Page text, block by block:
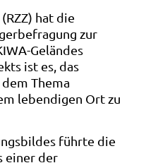
hat die
zur
Geländes
ist es, das
Thema
lebendigen Ort zu
führte die
einer der